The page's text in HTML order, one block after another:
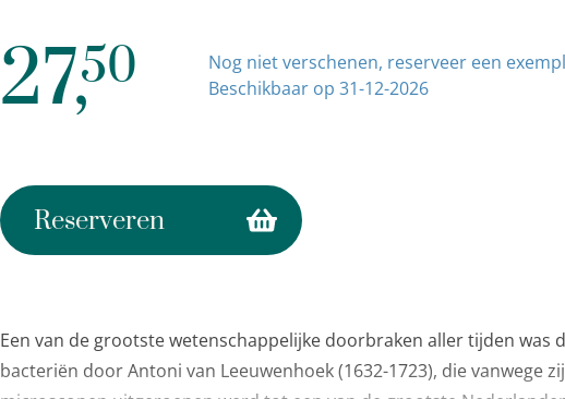
27,50
Nog niet verschenen, reserveer een
Beschikbaar op 31-12-2026
Reserveren
Een van de grootste wetenschappelijke doorbraken aller tijden was
bacteriën door Antoni van Leeuwenhoek (1632-1723), die vanwege